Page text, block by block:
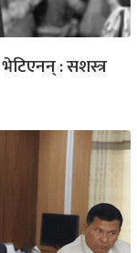
: सशस्त्र